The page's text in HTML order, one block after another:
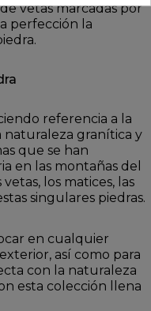
vetas marcadas por
perfección la
referencia a la
naturaleza granítica y
que se han
en las montañas del
los matices, las
singulares piedras.
en cualquier
así como para
con la naturaleza
esta colección llena